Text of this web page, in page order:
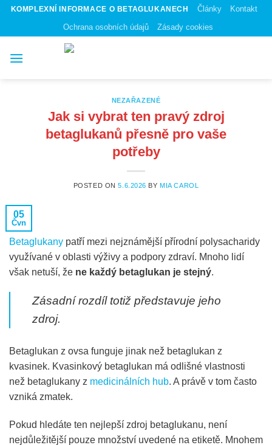
Skip
content
KOMPLEXNÍ INFORMACE O BETAGLUKANECH Články
Kontakt
Ochrana osobních údajů
Zásady cookies
NEZAŘAZENÉ
Jak si vybrat ten pravý zdroj
betaglukanů přesně pro vaše
potřeby
POSTED ON5.6.2026 BYMIA CAROL
05
Čvn
Betaglukany patří mezi nejznámější přírodní polysacharidy
využívané v oblasti výživy a podpory zdraví. Mnoho lidí
však netuší, že ne každý betaglukan je stejný.
Zásadní rozdíl totiž představuje jeho
zdroj.
Betaglukan z ovsa funguje jinak než betaglukan z
kvasinek. Kvasinkový betaglukan má odlišné vlastnosti
než betaglukany z medicinálních hub. A právě v tom často
vzniká zmatek.
Pokud hledáte ten nejlepší zdroj betaglukanu, není
nejdůležitější pouze množství uvedené na etiketě. Mnohem